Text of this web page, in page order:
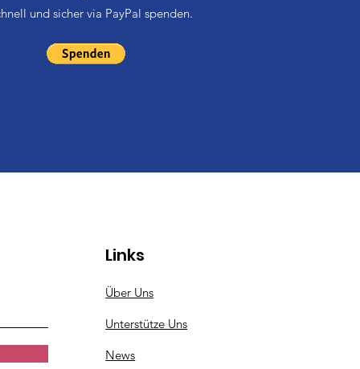
und sicher via PayPal spenden.
Links
Über Uns
Unterstütze Uns
News